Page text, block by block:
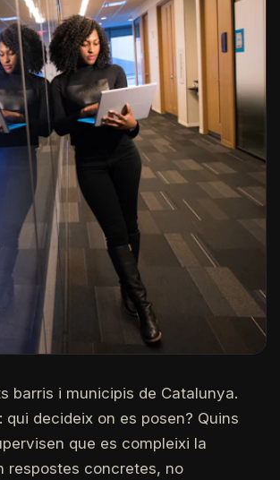
barris i municipis de Catalunya.
decideix on es posen? Quins
que es compleixi la
respostes concretes, no